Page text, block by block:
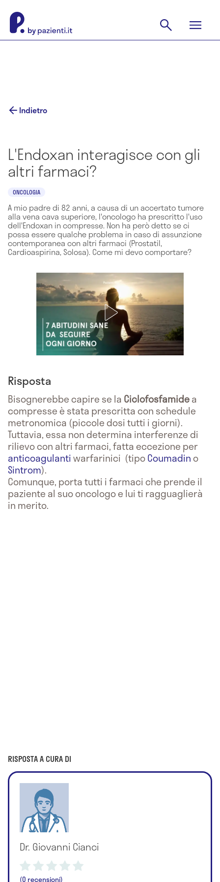
Indietro
L'Endoxan interagisce con gli
altri farmaci?
ONCOLOGIA
A mio padre di 82 anni, a causa di un accertato tumore
alla vena cava superiore, l'oncologo ha prescritto l'uso
dell'Endoxan in compresse. Non ha però detto se ci
possa essere qualche problema in caso di assunzione
contemporanea con altri farmaci (Prostatil,
Cardioaspirina, Solosa). Come mi devo comportare?
Risposta
Bisognerebbe capire se la Ciclofosfamidea
compresse è stata prescritta con schedule
metronomica (piccole dosi tutti i giorni).
Tuttavia, essa non determina interferenze di
rilievo con altri farmaci, fatta eccezione per
anticoagulantiwarfarinici (tipoCoumadino
Sintrom).
Comunque, porta tutti i farmaci che prende il
paziente al suo oncologo e lui ti ragguaglierà
in merito.
RISPOSTA A CURA DI
Dr. Giovanni Cianci
(0 recensioni)